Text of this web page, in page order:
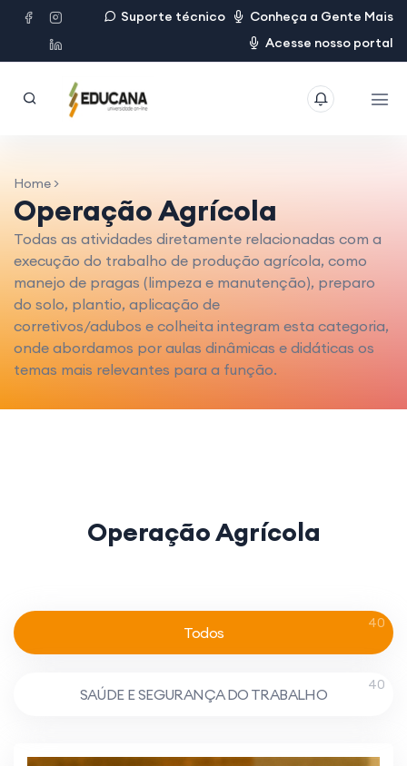
Suporte técnico
Conheça a Gente Mais
Acesse nosso portal
Home >
Operação Agrícola
Todas as atividades diretamente relacionadas com a
execução do trabalho de produção agrícola, como
manejo de pragas (limpeza e manutenção), preparo
do solo, plantio, aplicação de
corretivos/adubos e colheita integram esta categoria,
onde abordamos por aulas dinâmicas e didáticas os
temas mais relevantes para a função.
Operação Agrícola
Todos
40
SAÚDE E SEGURANÇA DO TRABALHO
40